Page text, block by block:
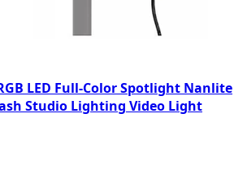
LED Full-Color Spotlight Nanlite
Studio Lighting Video Light